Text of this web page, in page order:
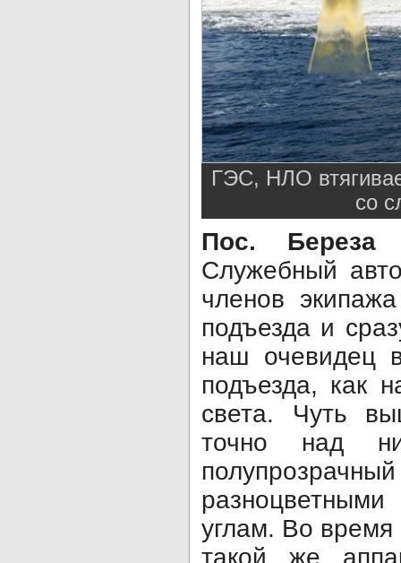
ГЭС, НЛО
со
Пос. Береза
Служебный
членов
подъезда и
наш очевидец
подъезда, как
света. Чуть
точно над
углам. Во время
такой же